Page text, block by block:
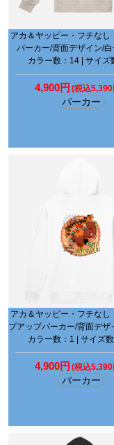
アカ＆ヤッピー・フチなし
パーカー/背面デザイン/白
カラー数：14 | サイズ
4,900円 (税込
パーカー
アカ＆ヤッピー・フチなし
プアップパーカー/背面デザ
カラー数：1 | サイズ
4,900円 (税込
パーカー